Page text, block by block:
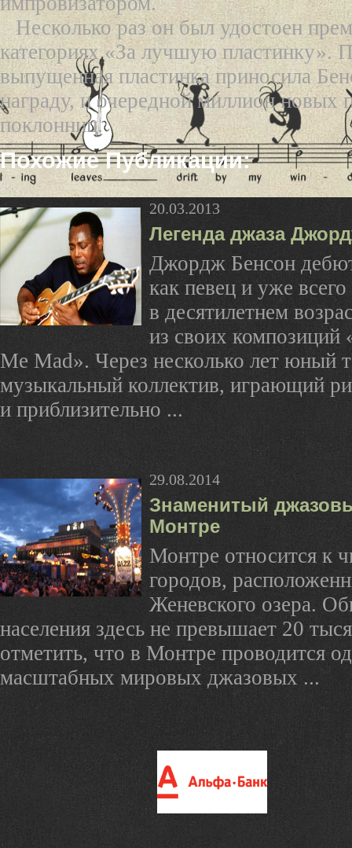
Несколько раз он был удостоен
категориях «За лучшую пластинку».
выпущенная пластинка приносила
награду, и очередной миллион новых
поклонниц.
Похожие Публикации:
20.03.2013
Легенда джаза
Джордж Бенсон
как певец и уже
в десятилетнем
из своих композиций
Me Mad». Через несколько лет юный
музыкальный коллектив, играющий
и приблизительно ...
29.08.2014
Знаменитый
Монтре
Монтре относится к
городов,
Женевского озера.
населения здесь не превышает 20
отметить, что в Монтре проводится
масштабных мировых джазовых ...